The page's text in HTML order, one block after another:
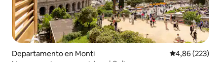
Departamento en Monti Calificación
4,86 (223)